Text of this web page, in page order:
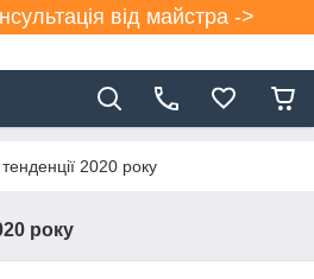
від майстра ->
2020 року
року